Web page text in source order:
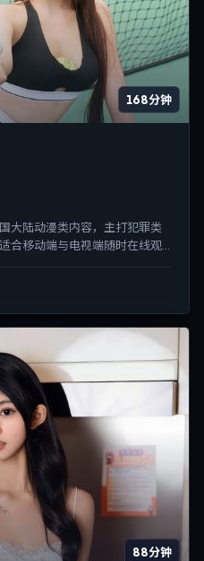
168分钟
大陆动漫类内容，主打犯罪类
合移动端与电视端随时在线观
88分钟